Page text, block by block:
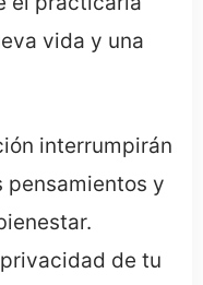
vida y una
interrumpirán
pensamientos y
de tu